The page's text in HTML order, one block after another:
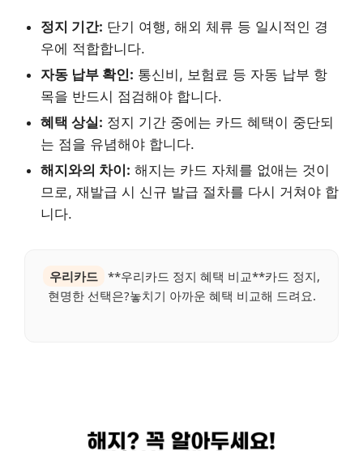
정지 기간: 단기 여행, 해외 체류 등 일시적인 경
우에 적합합니다.
자동 납부 확인: 통신비, 보험료 등 자동 납부 항
목을 반드시 점검해야 합니다.
혜택 상실: 정지 기간 중에는 카드 혜택이 중단되
는 점을 유념해야 합니다.
해지와의 차이: 해지는 카드 자체를 없애는 것이
므로, 재발급 시 신규 발급 절차를 다시 거쳐야 합
니다.
우리카드 **우리카드 정지 혜택 비교**카드 정지,
현명한 선택은?놓치기 아까운 혜택 비교해 드려요.